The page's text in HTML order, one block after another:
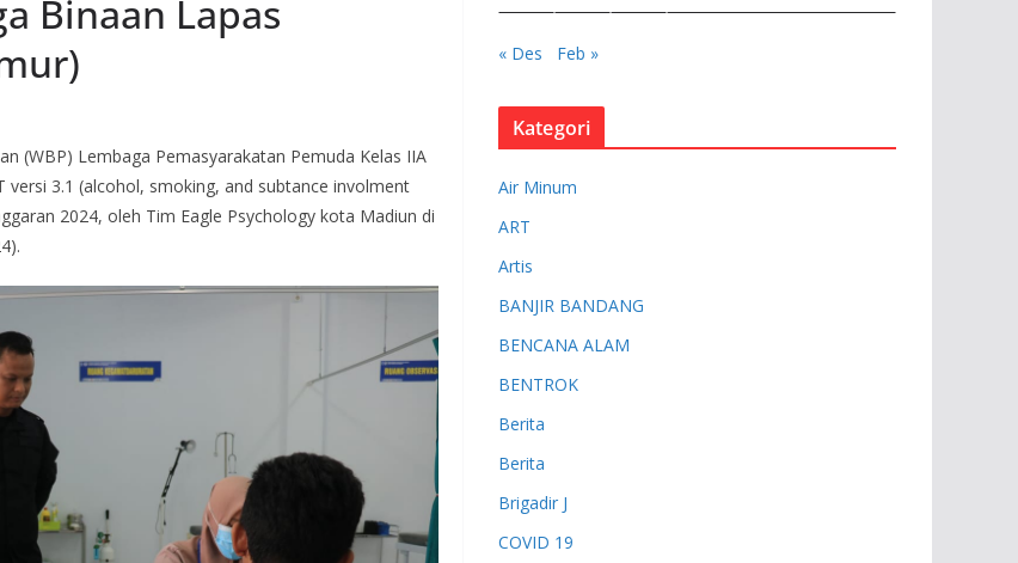
Binaan Lapas
(WBP) Lembaga Pemasyarakatan Pemuda Kelas IIA
versi 3.1 (alcohol, smoking, and subtance involment
2024, oleh Tim Eagle Psychology kota Madiun di
« Des Feb »
Kategori
Air Minum
ART
Artis
BANJIR BANDANG
BENCANA ALAM
BENTROK
Berita
Berita
Brigadir J
COVID 19